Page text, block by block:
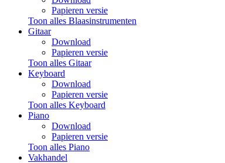
Papieren versie
Toon alles Blaasinstrumenten
Gitaar
Download
Papieren versie
Toon alles Gitaar
Keyboard
Download
Papieren versie
Toon alles Keyboard
Piano
Download
Papieren versie
Toon alles Piano
Vakhandel